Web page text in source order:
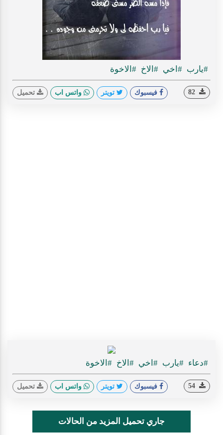
#يارب #اخي #الاخ #الاخوة
فيسبوك تويتر واتس اب تحميل
#دعاء #يارب #اخي #الاخ #الاخوة
فيسبوك تويتر واتس اب تحميل
جاري تحميل المزيد من الحالات